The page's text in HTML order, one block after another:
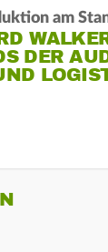
am
DER